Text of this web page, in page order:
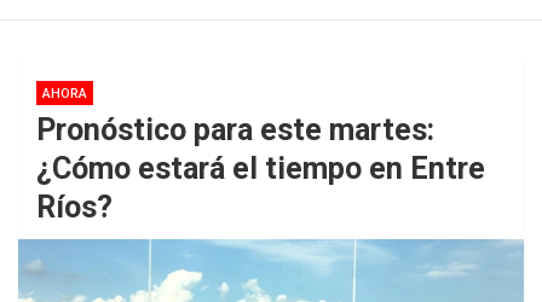
AHORA
Pronóstico para este martes:
¿Cómo estará el tiempo en Entre
Ríos?